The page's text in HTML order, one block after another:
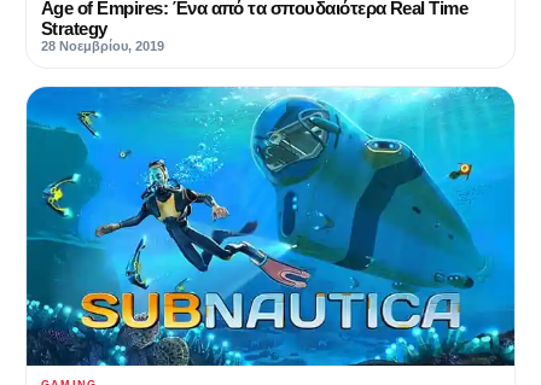
Age of Empires: Ένα από τα σπουδαιότερα Real Time
Strategy
28 Νοεμβρίου, 2019